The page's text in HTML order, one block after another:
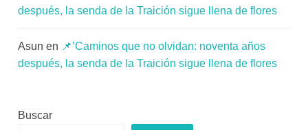
después, la senda de la Traición sigue llena de flores
Asun en 📌’Caminos que no olvidan: noventa años
después, la senda de la Traición sigue llena de flores
Buscar